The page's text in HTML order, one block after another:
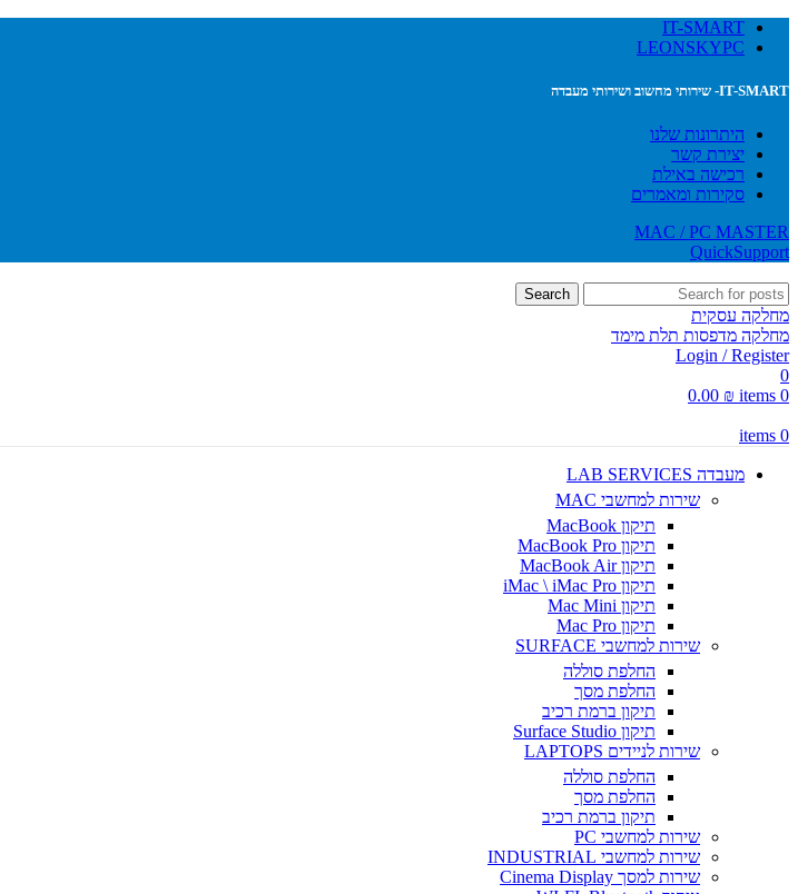
IT-SMART
LEONSKYPC
IT-SMART- שירותי מחשוב ושירותי מעבדה
היתרונות שלנו
יצירת קשר
רכישה באילת
סקירות ומאמרים
MAC / PC MASTER
QuickSupport
Search
מחלקה עסקית
מחלקה מדפסות תלת מימד
Login / Register
0
0
items
0.00 ₪
0
items
מעבדה LAB SERVICES
שירות למחשבי MAC
תיקון MacBook
תיקון MacBook Pro
תיקון MacBook Air
תיקון iMac \ iMac Pro
תיקון Mac Mini
תיקון Mac Pro
שירות למחשבי SURFACE
החלפת סוללה
החלפת מסך
תיקון ברמת רכיב
תיקון Surface Studio
שירות לניידים LAPTOPS
החלפת סוללה
החלפת מסך
תיקון ברמת רכיב
שירות למחשבי PC
שירות למחשבי INDUSTRIAL
שירות למסך Cinema Display